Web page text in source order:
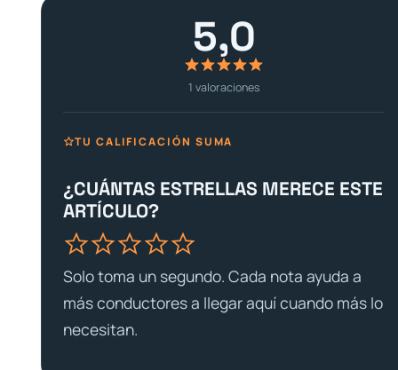
5,0
1 valoraciones
TU CALIFICACIÓN SUMA
¿CUÁNTAS ESTRELLAS MERECE ESTE
ARTÍCULO?
Solo toma un segundo. Cada nota ayuda a
más conductores a llegar aquí cuando más lo
necesitan.